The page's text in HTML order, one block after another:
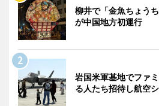
柳井で「金魚ちょう
が中国地方初運行
岩国米軍基地でファ
る人たち招待し航空